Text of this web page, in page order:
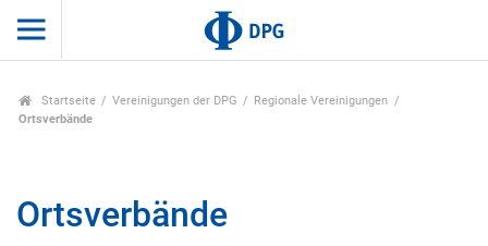
Startseite Vereinigungen der DPG
Regionale Vereinigungen
Ortsverbände
Ortsverbände